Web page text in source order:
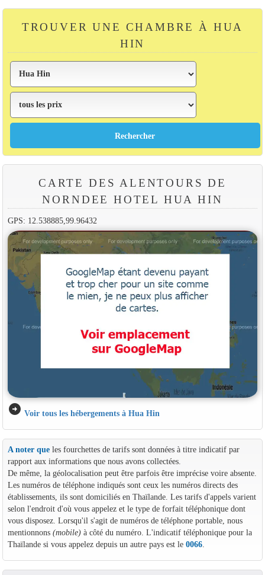
TROUVER UNE CHAMBRE À HUA
HIN
CARTE DES ALENTOURS DE
NORNDEE HOTEL HUA HIN
GPS: 12.538885,99.96432
arrow_circle_right Voir tous les hébergements à Hua Hin
A noter queles fourchettes de tarifs sont données à titre indicatif par
rapport aux informations que nous avons collectées.
De même, la géolocalisation peut être parfois être imprécise voire absente.
Les numéros de téléphone indiqués sont ceux les numéros directs des
établissements, ils sont domiciliés en Thaïlande. Les tarifs d'appels varient
selon l'endroit d'où vous appelez et le type de forfait téléphonique dont
vous disposez. Lorsqu'il s'agit de numéros de téléphone portable, nous
mentionnons (mobile)à côté du numéro. L'indicatif téléphonique pour la
Thaïlande si vous appelez depuis un autre pays est le 0066.